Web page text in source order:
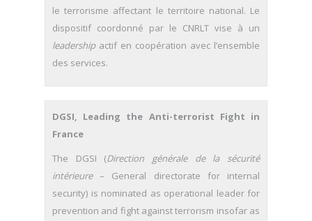
le terrorisme affectant le territoire national. Le
dispositif coordonné par le CNRLT vise à un
leadershipactif en coopération avec l’ensemble
des services.
DGSI, Leading the Anti-terrorist Fight in
France
The DGSI (Direction générale de la sécurité
intérieure– General directorate for internal
security) is nominated as operational leader for
prevention and fight against terrorism insofar as